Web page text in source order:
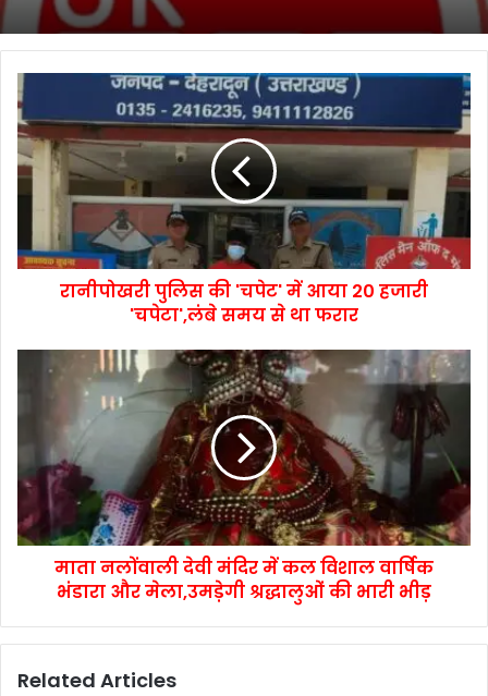
रानीपोखरी पुलिस की 'चपेट' में आया 20 हजारी
'चपेटा',लंबे समय से था फरार
माता नलोंवाली देवी मंदिर में कल विशाल वार्षिक
भंडारा और मेला,उमड़ेगी श्रद्धालुओं की भारी भीड़
Related Articles